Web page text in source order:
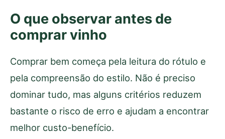
O que observar antes de
comprar vinho
Comprar bem começa pela leitura do rótulo e
pela compreensão do estilo. Não é preciso
dominar tudo, mas alguns critérios reduzem
bastante o risco de erro e ajudam a encontrar
melhor custo-benefício.